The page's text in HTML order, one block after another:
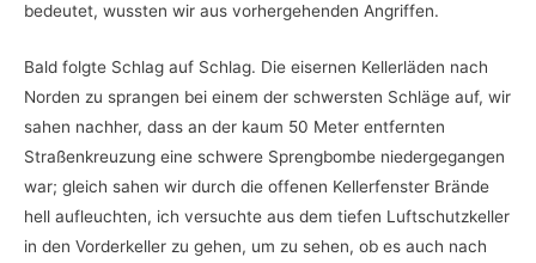
bedeutet, wussten wir aus vorhergehenden Angriffen.
Bald folgte Schlag auf Schlag. Die eisernen Kellerläden nach
Norden zu sprangen bei einem der schwersten Schläge auf, wir
sahen nachher, dass an der kaum 50 Meter entfernten
Straßenkreuzung eine schwere Sprengbombe niedergegangen
war; gleich sahen wir durch die offenen Kellerfenster Brände
hell aufleuchten, ich versuchte aus dem tiefen Luftschutzkeller
in den Vorderkeller zu gehen, um zu sehen, ob es auch nach